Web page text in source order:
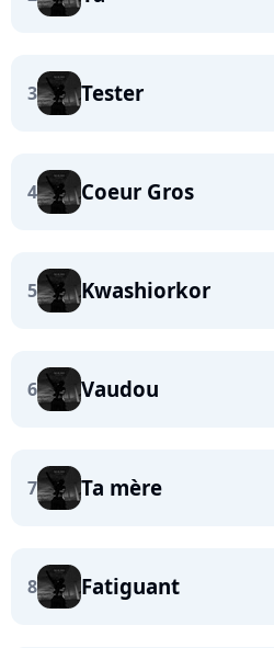
3 Tester
4 Coeur Gros
5 Kwashiorkor
6 Vaudou
7 Ta mère
8 Fatiguant